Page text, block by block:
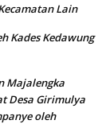
Lain
Kades Kedawung
Majalengka
Desa Girimulya
oleh